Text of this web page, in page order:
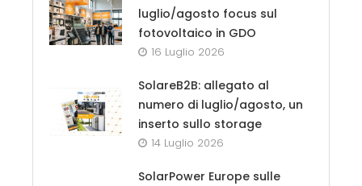
luglio/agosto focus sul
fotovoltaico in GDO
16 Luglio 2026
SolareB2B: allegato al
numero di luglio/agosto, un
inserto sullo storage
14 Luglio 2026
SolarPower Europe sulle